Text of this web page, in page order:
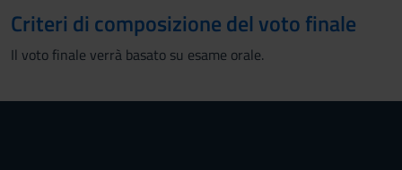
Criteri di composizione del voto finale
Il voto finale verrà basato su esame orale.